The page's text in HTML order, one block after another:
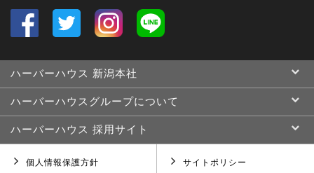
ハーバーハウス 新潟本社
ハーバーハウスグループについて
ハーバーハウス 採用サイト
個人情報保護方針 サイトポリシー